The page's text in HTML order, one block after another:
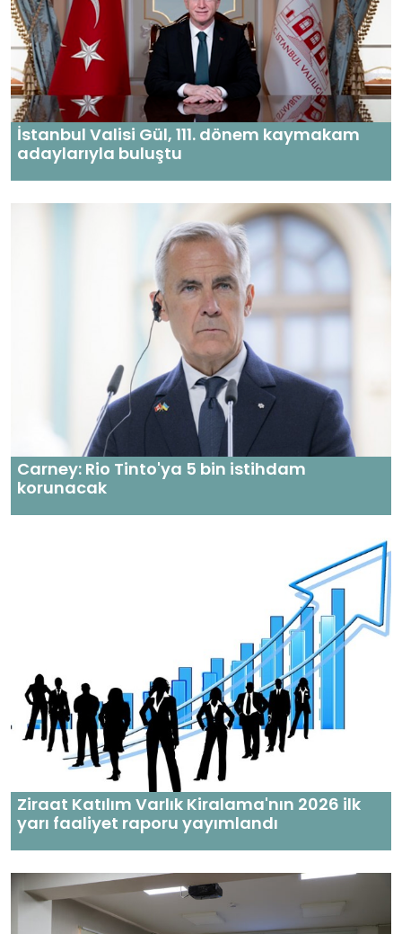
İstanbul Valisi Gül, 111. dönem kaymakam
adaylarıyla buluştu
Carney: Rio Tinto'ya 5 bin istihdam
korunacak
Ziraat Katılım Varlık Kiralama'nın 2026 ilk
yarı faaliyet raporu yayımlandı